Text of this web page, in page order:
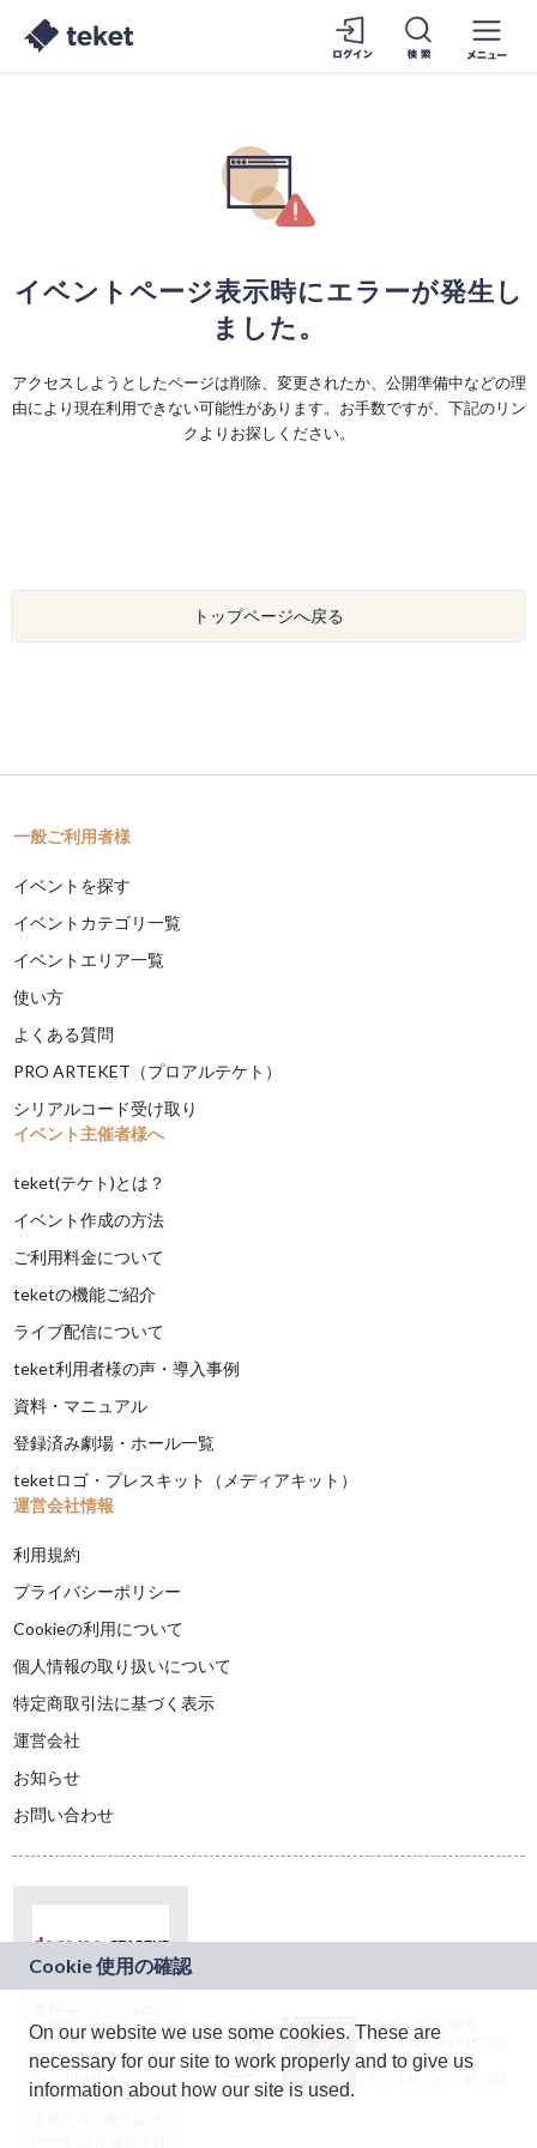
イベントページ表示時にエラーが発生し
ました。
アクセスしようとしたページは削除、変更されたか、公開準備中などの理
由により現在利用できない可能性があります。お手数ですが、下記のリン
クよりお探しください。
トップページへ戻る
一般ご利用者様
イベントを探す
イベントカテゴリ一覧
イベントエリア一覧
使い方
よくある質問
PRO ARTEKET（プロアルテケト）
シリアルコード受け取り
イベント主催者様へ
teket(テケト)とは？
イベント作成の方法
ご利用料金について
teketの機能ご紹介
ライブ配信について
teket利用者様の声・導入事例
資料・マニュアル
登録済み劇場・ホール一覧
teketロゴ・プレスキット（メディアキット）
運営会社情報
利用規約
プライバシーポリシー
Cookieの利用について
個人情報の取り扱いについて
特定商取引法に基づく表示
運営会社
お知らせ
お問い合わせ
ドコモグループの新
規事業創出プログラ
ム「docomo
STARTUP」を通じて
JASRAC許諾番号：
9024936001Y45037
JASRAC許諾番号：
On our website we use some cookies. These are
necessary for our site to work properly and to give us
information about how our site is used.